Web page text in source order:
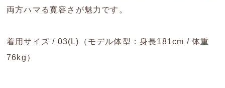
両方ハマる寛容さが魅力です。
着用サイズ / 03(L)（モデル体型：身長181cm / 体重
76kg）